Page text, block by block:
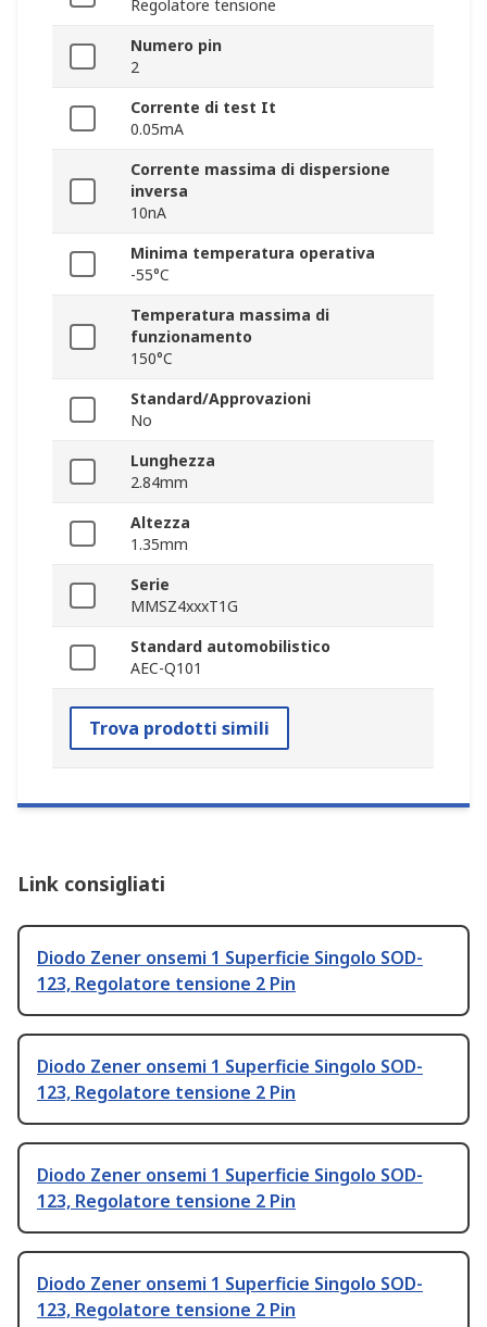
Regolatore tensione
Numero pin
2
Corrente di test It
0.05mA
Corrente massima di dispersione
inversa
10nA
Minima temperatura operativa
-55°C
Temperatura massima di
funzionamento
150°C
Standard/Approvazioni
No
Lunghezza
2.84mm
Altezza
1.35mm
Serie
MMSZ4xxxT1G
Standard automobilistico
AEC-Q101
Trova prodotti simili
Link consigliati
Diodo Zener onsemi 1 Superficie Singolo SOD-
123, Regolatore tensione 2 Pin
Diodo Zener onsemi 1 Superficie Singolo SOD-
123, Regolatore tensione 2 Pin
Diodo Zener onsemi 1 Superficie Singolo SOD-
123, Regolatore tensione 2 Pin
Diodo Zener onsemi 1 Superficie Singolo SOD-
123, Regolatore tensione 2 Pin